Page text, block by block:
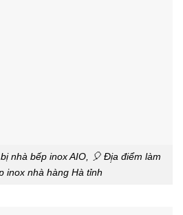
nhà bếp inox AIO, 🎈 Đị̣a điểm làm
inox nhà hàng Hà tỉnh